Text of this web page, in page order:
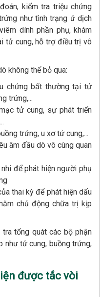
kiểm tra triệu chứng
như tình trạng ứ dịch
dính phần phụ, khám
tử cung, hỗ trợ điều trị vô
không thể bỏ qua:
chứng bất thường tại tử
trứng,...
tử cung, sự phát triển
trứng, u xơ tử cung,...
âm đầu dò vô cùng quan
để phát hiện người phụ
thai kỳ để phát hiện dấu
chủ động chữa trị kịp
tổng quát các bộ phận
như tử cung, buồng trứng,
được tắc vòi